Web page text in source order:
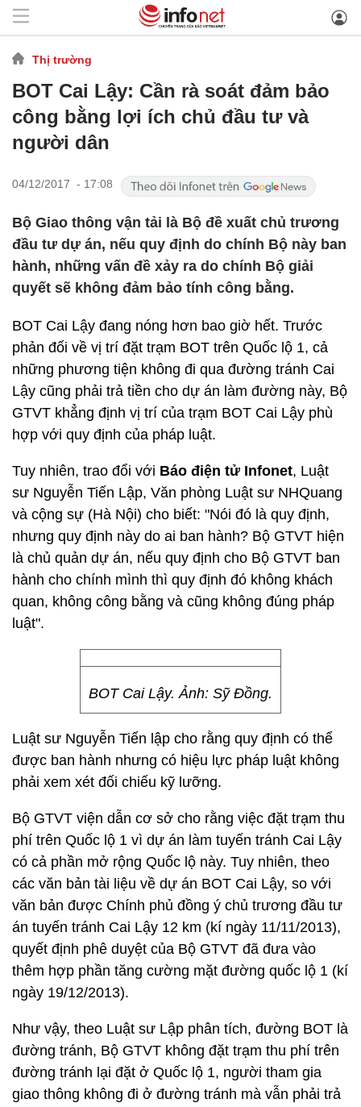
Thị trường
BOT Cai Lậy: Cần rà soát đảm bảo
công bằng lợi ích chủ đầu tư và
người dân
04/12/2017 - 17:08
Bộ Giao thông vận tải là Bộ đề xuất chủ trương
đầu tư dự án, nếu quy định do chính Bộ này ban
hành, những vấn đề xảy ra do chính Bộ giải
quyết sẽ không đảm bảo tính công bằng.
BOT Cai Lậy đang nóng hơn bao giờ hết. Trước
phản đối về vị trí đặt trạm BOT trên Quốc lộ 1, cả
những phương tiện không đi qua đường tránh Cai
Lậy cũng phải trả tiền cho dự án làm đường này, Bộ
GTVT khẳng định vị trí của trạm BOT Cai Lậy phù
hợp với quy định của pháp luật.
Tuy nhiên, trao đổi với Báo điện tử Infonet, Luật
sư Nguyễn Tiến Lập, Văn phòng Luật sư NHQuang
và cộng sự (Hà Nội) cho biết: "Nói đó là quy định,
nhưng quy định này do ai ban hành? Bộ GTVT hiện
là chủ quản dự án, nếu quy định cho Bộ GTVT ban
hành cho chính mình thì quy định đó không khách
quan, không công bằng và cũng không đúng pháp
luật".
BOT Cai Lậy. Ảnh: Sỹ Đồng.
Luật sư Nguyễn Tiến lập cho rằng quy định có thể
được ban hành nhưng có hiệu lực pháp luật không
phải xem xét đối chiếu kỹ lưỡng.
Bộ GTVT viện dẫn cơ sở cho rằng việc đặt trạm thu
phí trên Quốc lộ 1 vì dự án làm tuyến tránh Cai Lậy
có cả phần mở rộng Quốc lộ này. Tuy nhiên, theo
các văn bản tài liệu về dự án BOT Cai Lậy, so với
văn bản được Chính phủ đồng ý chủ trương đầu tư
án tuyến tránh Cai Lậy 12 km (kí ngày 11/11/2013),
quyết định phê duyệt của Bộ GTVT đã đưa vào
thêm hợp phần tăng cường mặt đường quốc lộ 1 (kí
ngày 19/12/2013).
Như vậy, theo Luật sư Lập phân tích, đường BOT là
đường tránh, Bộ GTVT không đặt trạm thu phí trên
đường tránh lại đặt ở Quốc lộ 1, người tham gia
giao thông không đi ở đường tránh mà vẫn phải trả